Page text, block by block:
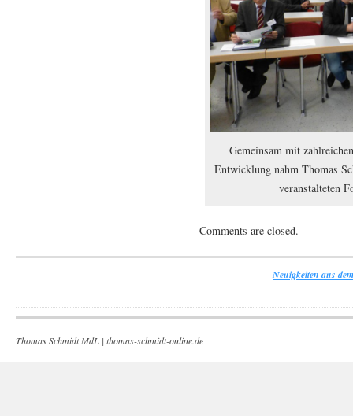
Gemeinsam mit
Entwicklung nahm Thomas
veranstalteten
Comments are closed.
Neuigkeiten aus
Thomas Schmidt MdL | thomas-schmidt-online.de